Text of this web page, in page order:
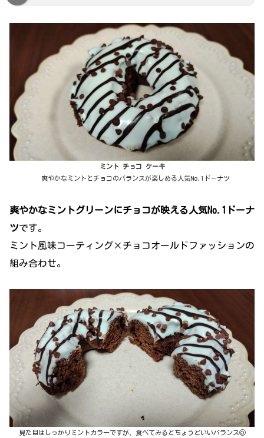
ミント チョコ ケーキ
爽やかなミントとチョコのバランスが楽しめる人気No.1ドーナツ
爽やかなミントグリーンにチョコが映える人気No.1ドーナ
ツです。
ミント風味コーティング×チョコオールドファッションの
組み合わせ。
見た目はしっかりミントカラーですが、食べてみるとちょうどいいバランス◎